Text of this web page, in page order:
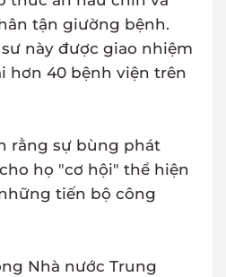
tận giường bệnh.
sư này được giao nhiệm
hơn 40 bệnh viện trên
rằng sự bùng phát
họ "cơ hội" thể hiện
tiến bộ công
Nhà nước Trung